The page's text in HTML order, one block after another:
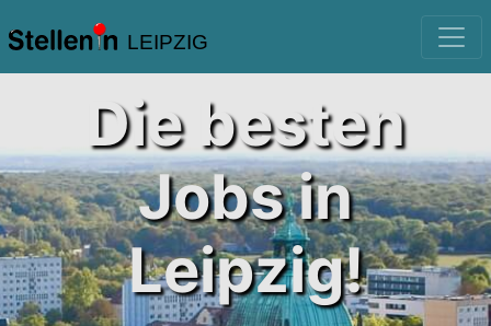
LEIPZIG
Die besten
Jobs in
Leipzig!